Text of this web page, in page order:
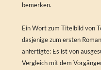
bemerken.
Ein Wort zum Titelbild von
dasjenige zum ersten
anfertigte: Es ist von
Vergleich mit dem